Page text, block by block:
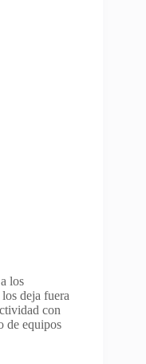
los
deja fuera
con
de equipos